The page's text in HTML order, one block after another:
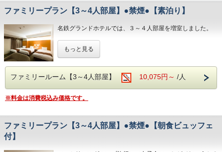
ファミリープラン【3～4人部屋】●禁煙●【素泊り】
名鉄グランドホテルでは、３～４人部屋を増室しました。
禁煙ルームのみとなります。
●添い寝のお子様●
添い寝のお子様は2名様までとさせていただきます。
●トレインビューのお部屋もございます●
ご希望の方はホテルへご連絡をお願い致します。
◇おすすめ観光スポット◇
もっと見る
ファミリールーム【3～4人部屋】 10,075円～ /人
※料金は消費税込み価格です。
ファミリープラン【3～4人部屋】●禁煙●【朝食ビュッフェ
付】